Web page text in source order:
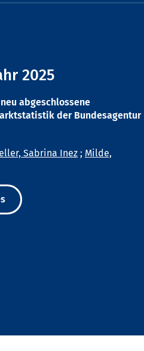
2025
abgeschlossene
der Bundesagentur
Sabrina Inez ; Milde,